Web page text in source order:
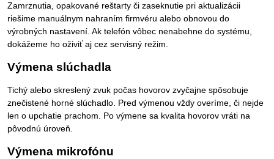
Zamrznutia, opakované reštarty či zaseknutie pri aktualizácii
riešime manuálnym nahraním firmvéru alebo obnovou do
výrobných nastavení. Ak telefón vôbec nenabehne do systému,
dokážeme ho oživiť aj cez servisný režim.
Výmena slúchadla
Tichý alebo skreslený zvuk počas hovorov zvyčajne spôsobuje
znečistené horné slúchadlo. Pred výmenou vždy overíme, či nejde
len o upchatie prachom. Po výmene sa kvalita hovorov vráti na
pôvodnú úroveň.
Výmena mikrofónu